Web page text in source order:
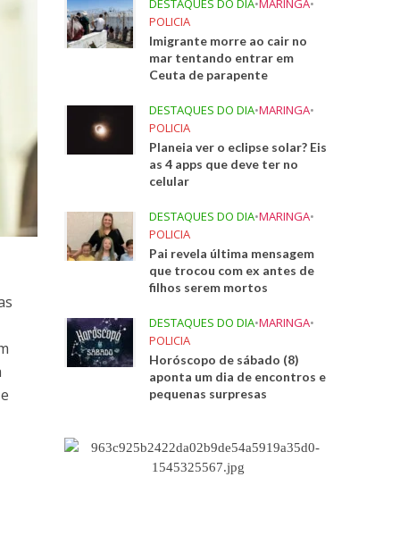
DESTAQUES DO DIA•MARINGA•
POLICIA
Imigrante morre ao cair no
mar tentando entrar em
Ceuta de parapente
DESTAQUES DO DIA•MARINGA•
POLICIA
Planeia ver o eclipse solar? Eis
as 4 apps que deve ter no
celular
DESTAQUES DO DIA•MARINGA•
POLICIA
Pai revela última mensagem
que trocou com ex antes de
filhos serem mortos
DESTAQUES DO DIA•MARINGA•
POLICIA
Horóscopo de sábado (8)
aponta um dia de encontros e
pequenas surpresas